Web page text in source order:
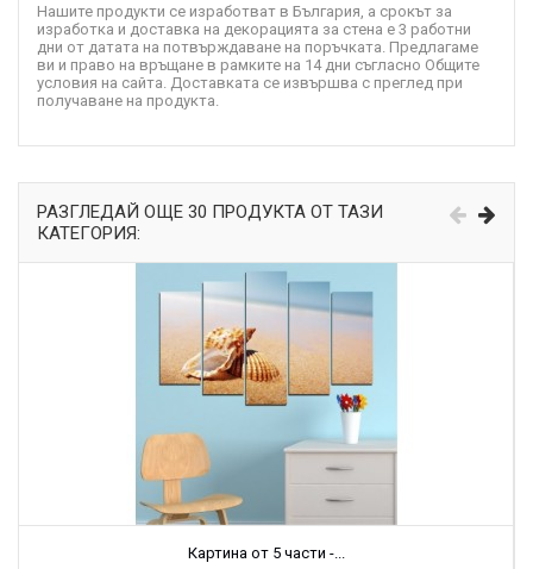
Нашите продукти се изработват в България, а срокът за
изработка и доставка на декорацията за стена е 3 работни
дни от датата на потвърждаване на поръчката. Предлагаме
ви и право на връщане в рамките на 14 дни съгласно Общите
условия на сайта. Доставката се извършва с преглед при
получаване на продукта.
РАЗГЛЕДАЙ ОЩЕ 30 ПРОДУКТА ОТ ТАЗИ
КАТЕГОРИЯ:
Картина от 5 части -...